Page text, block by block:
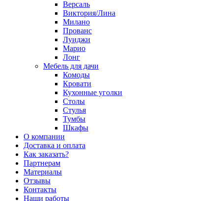
Версаль
Виктория/Лина
Милано
Прованс
Луиджи
Марио
Лонг
Мебель для дачи
Комоды
Кровати
Кухонные уголки
Столы
Стулья
Тумбы
Шкафы
О компании
Доставка и оплата
Как заказать?
Партнерам
Материалы
Отзывы
Контакты
Наши работы